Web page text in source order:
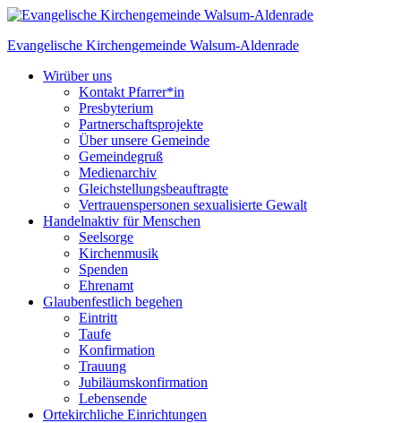
Skip
content
Evangelische Kirchengemeinde Walsum-Aldenrade
Wirüber uns
Kontakt Pfarrer*in
Presbyterium
Partnerschaftsprojekte
Über unsere Gemeinde
Gemeindegruß
Medienarchiv
Gleichstellungs­beauftragte
Vertrauenspersonen sexualisierte Gewalt
Handelnaktiv für Menschen
Seelsorge
Kirchenmusik
Spenden
Ehrenamt
Glaubenfestlich begehen
Eintritt
Taufe
Konfirmation
Trauung
Jubiläumskonfirmation
Lebensende
Ortekirchliche Einrichtungen